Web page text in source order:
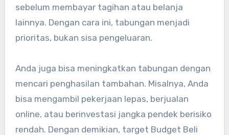
sebelum membayar tagihan atau belanja
lainnya. Dengan cara ini, tabungan menjadi
prioritas, bukan sisa pengeluaran.
Anda juga bisa meningkatkan tabungan dengan
mencari penghasilan tambahan. Misalnya, Anda
bisa mengambil pekerjaan lepas, berjualan
online, atau berinvestasi jangka pendek berisiko
rendah. Dengan demikian, target Budget Beli